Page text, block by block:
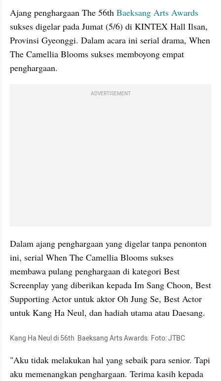
Ajang penghargaan The 56th Baeksang Arts Awards
sukses digelar pada Jumat (5/6) di KINTEX Hall Ilsan,
Provinsi Gyeonggi. Dalam acara ini serial drama, When
The Camellia Blooms sukses memboyong empat
penghargaan.
ADVERTISEMENT
Dalam ajang penghargaan yang digelar tanpa penonton
ini, serial When The Camellia Blooms sukses
membawa pulang penghargaan di kategori Best
Screenplay yang diberikan kepada Im Sang Choon, Best
Supporting Actor untuk aktor Oh Jung Se, Best Actor
untuk Kang Ha Neul, dan hadiah utama atau Daesang.
Kang Ha Neul di 56th Baeksang Arts Awards. Foto: JTBC
"Aku tidak melakukan hal yang sebaik para senior. Tapi
aku memenangkan penghargaan. Terima kasih kepada